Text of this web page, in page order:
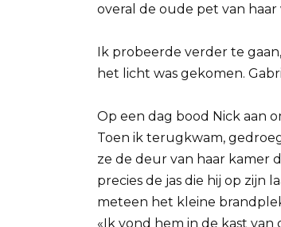
overal de oude pet van haar
Ik probeerde verder te
het licht was gekomen.
Op een dag bood Nick aan
Toen ik terugkwam,
ze de deur van haar kamer
precies de jas die hij op zijn
meteen het kleine
«Ik vond hem in de kast van